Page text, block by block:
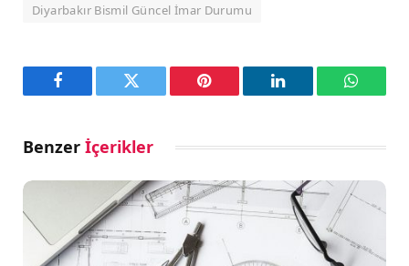
Diyarbakır Bismil Güncel İmar Durumu
Facebook Twitter Pinterest LinkedIn
Benzer İçerikler